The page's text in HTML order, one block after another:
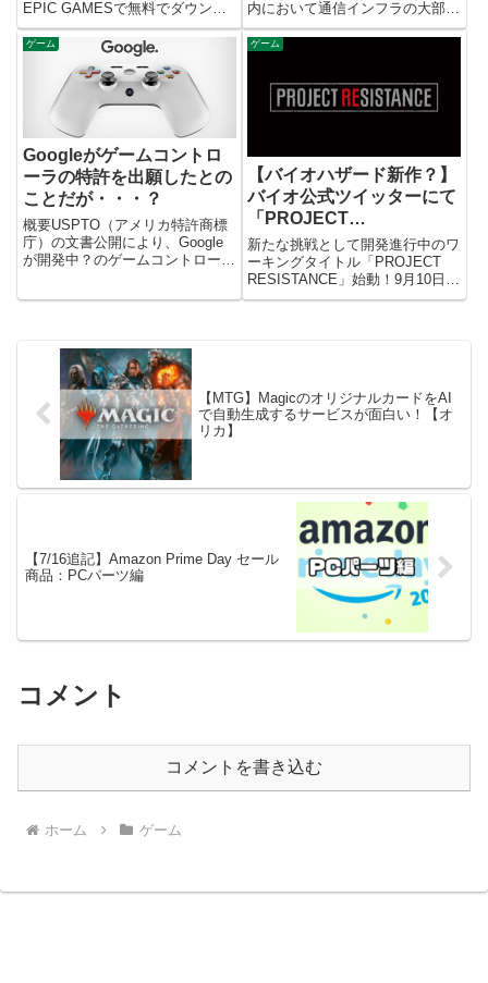
EPIC GAMESで無料でダウンロ
ードできるようになるようです。
私自身大学生時代からPC自作の
沼にハマり現在に至るわけです
が、たまに無性にPCを組み立て
たくな...
内において通信インフラの大部分
を担当する企業ですが、ついに新
興ビジネス界隈にも参入するよう
るということでしょうか。正直...
ゲーム
Googleがゲームコントロ
ーラの特許を出願したとの
ことだが・・・？
概要USPTO（アメリカ特許商標
庁）の文書公開により、Google
が開発中？のゲームコントローラ
ーミングサービスとの...
ゲーム
【バイオハザード新作？】
バイオ公式ツイッターにて
「PROJECT
RESISTANCE」発表！テ
ストプレイも募集中
新たな挑戦として開発進行中のワ
ーキングタイトル「PROJECT
RESISTANCE」始動！9月10日
（火）0:00にティザー映像公開予
【MTG】MagicのオリジナルカードをAI
で自動生成するサービスが面白い！【オ
リカ】
【7/16追記】Amazon Prime Day セール
商品：PCパーツ編
コメント
コメントを書き込む
ホーム ゲーム